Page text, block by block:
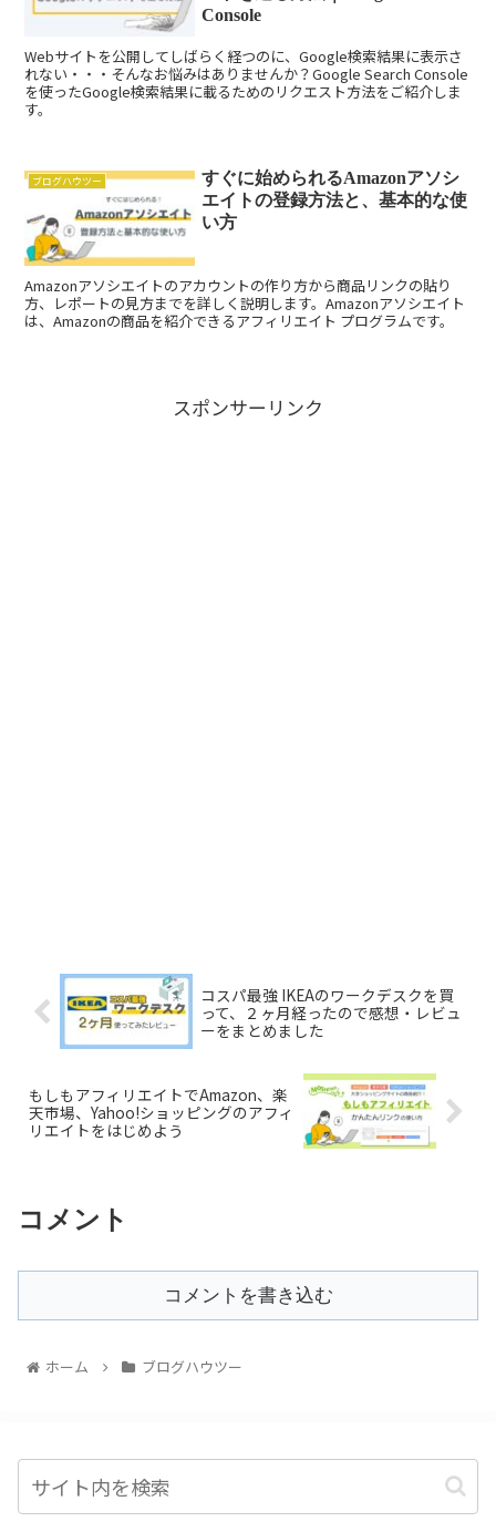
Console
Webサイトを公開してしばらく経つのに、Google検索結果に表示さ
れない・・・そんなお悩みはありませんか？Google Search Console
を使ったGoogle検索結果に載るためのリクエスト方法をご紹介しま
す。
ブログハウツー
すぐに始められるAmazonアソシ
エイトの登録方法と、基本的な使
い方
Amazonアソシエイトのアカウントの作り方から商品リンクの貼り
方、レポートの見方までを詳しく説明します。Amazonアソシエイト
は、Amazonの商品を紹介できるアフィリエイト プログラムです。
スポンサーリンク
コスパ最強 IKEAのワークデスクを買
って、２ヶ月経ったので感想・レビュ
ーをまとめました
もしもアフィリエイトでAmazon、楽
天市場、Yahoo!ショッピングのアフィ
リエイトをはじめよう
コメント
コメントを書き込む
ホーム ブログハウツー